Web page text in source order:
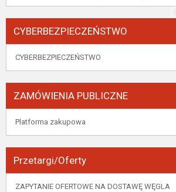
CYBERBEZPIECZEŃSTWO
CYBERBEZPIECZEŃSTWO
ZAMÓWIENIA PUBLICZNE
Platforma zakupowa
Przetargi/Oferty
ZAPYTANIE OFERTOWE NA DOSTAWĘ WĘGLA